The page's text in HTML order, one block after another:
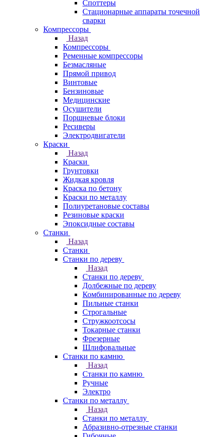
Споттеры
Стационарные аппараты точечной
сварки
Компрессоры
Назад
Компрессоры
Ременные компрессоры
Безмасляные
Прямой привод
Винтовые
Бензиновые
Медицинские
Осушители
Поршневые блоки
Ресиверы
Электродвигатели
Краски
Назад
Краски
Грунтовки
Жидкая кровля
Краска по бетону
Краски по металлу
Полиуретановые составы
Резиновые краски
Эпоксидные составы
Станки
Назад
Станки
Станки по дереву
Назад
Станки по дереву
Долбежные по дереву
Комбинированные по дереву
Пильные станки
Строгальные
Стружкоотсосы
Токарные станки
Фрезерные
Шлифовальные
Станки по камню
Назад
Станки по камню
Ручные
Электро
Станки по металлу
Назад
Станки по металлу
Абразивно-отрезные станки